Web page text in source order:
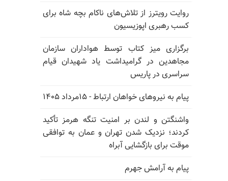
روایت رویترز از تلاش‌های ناکام بچه شاه برای
کسب رهبری اپوزیسیون
برگزاری میز کتاب توسط هواداران سازمان
مجاهدین در گرامیداشت یاد شهیدان قیام
سراسری در پاریس
پیام به نیروهای خواهان ارتباط - ۱۵مرداد ۱۴۰۵
واشنگتن و لندن بر امنیت تنگه هرمز تأکید
کردند؛ نزدیک شدن تهران و عمان به توافقی
موقت برای بازگشایی آبراه
پیام به آرامش جهرم